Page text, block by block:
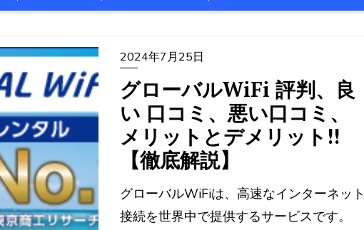
2024年7月25日
グローバルWiFi 評判、良
い 口コミ、悪い口コミ、
メリットとデメリット!!
【徹底解説】
グローバルWiFiは、高速なインターネット
接続を世界中で提供するサービスです。